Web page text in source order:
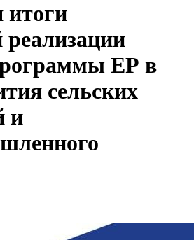
итоги
реализации
ЕР в
сельских
и